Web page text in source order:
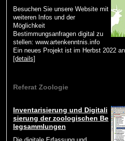
Besuchen Sie unsere Website mit
weiteren Infos und der
Möglichkeit
Bestimmungsanfragen digital zu
stellen: www.artenkenntnis.info
Ein neues Projekt ist im Herbst 2022
[details]
Referat Zoologie
Inventarisierung und Digitali
sierung der zoologischen Be
legsammlungen